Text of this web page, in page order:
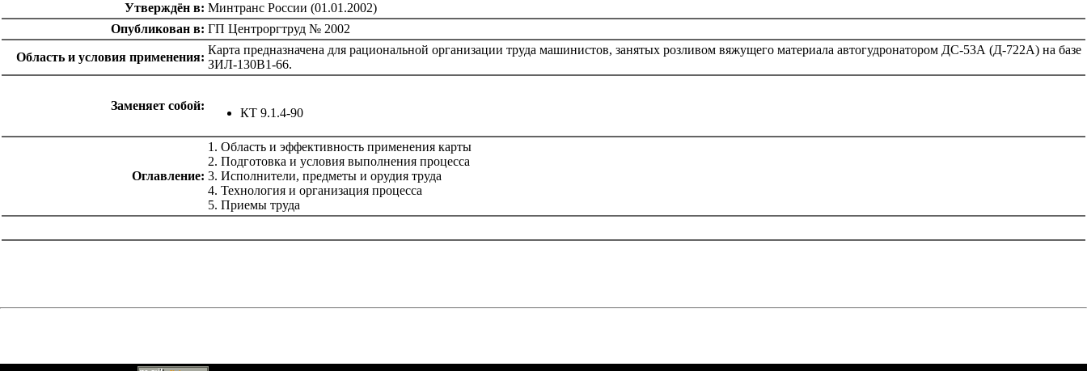
Утверждён в: Минтранс России (01.01.2002)
Опубликован в: ГП Центроргтруд № 2002
Область и условия применения:
Карта предназначена для рациональной организации труда машинистов, занятых розливом вяжущего материала автогудронатором ДС-53А (Д-722А) на базе
ЗИЛ-130В1-66.
Заменяет собой:
КТ 9.1.4-90
Оглавление:
1. Область и эффективность применения карты
2. Подготовка и условия выполнения процесса
3. Исполнители, предметы и орудия труда
4. Технология и организация процесса
5. Приемы труда